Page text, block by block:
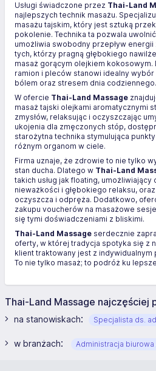
Usługi świadczone przez Thai-Land
najlepszych technik masażu.
masażu tajskim, który jest sztuką
pokolenie. Technika ta pozwala
umożliwia swobodny przepływ
tych, którzy pragną głębokiego
masaż gorącym olejkiem kokosowym.
ramion i pleców stanowi idealny
bólem oraz stresem dnia codziennego.
W ofercie Thai-Land Massage
masaż tajski olejkami aromatycznymi
zmysłów, relaksując i oczyszczając
ukojenia dla zmęczonych stóp,
starożytna technika stymulująca
różnym organom w ciele.
Firma uznaje, że zdrowie to nie tylko
stan ducha. Dlatego w Thai-Land
takich usług jak floating,
nieważkości i głębokiego relaksu,
oczyszcza i odpręża. Dodatkowo,
zakupu voucherów na masażowe
się tymi doświadczeniami z bliskimi.
Thai-Land Massage serdecznie
oferty, w której tradycja spotyka się z
klient traktowany jest z indywidualnym
To nie tylko masaż; to podróż ku
Thai-Land Massage najczęściej
na stanowiskach: Specjalista ds.
w branżach: Administracja biurowa